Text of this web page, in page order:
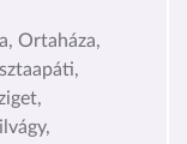
Ortaháza,